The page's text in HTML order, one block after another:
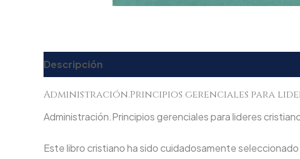
Descripción
Administración.Principios gerenciales para
Administración.Principios gerenciales para lideres
Este libro cristiano ha sido cuidadosamente